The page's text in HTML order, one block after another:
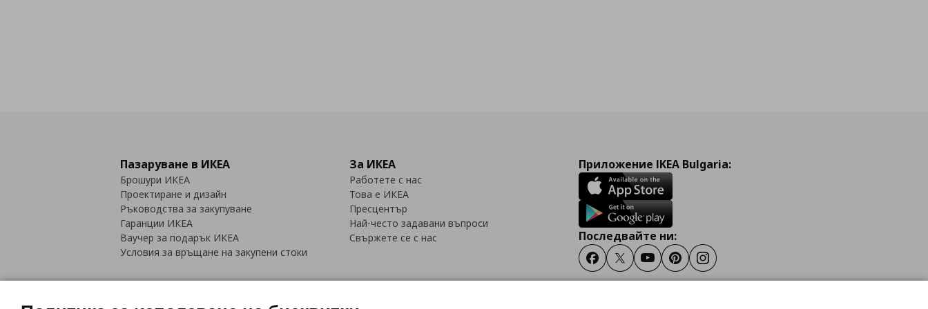
Пазаруване в ИКЕА
Брошури ИКЕА
Проектиране и дизайн
Ръководства за закупуване
Гаранции ИКЕА
Ваучер за подарък ИКЕА
Условия за връщане на закупени стоки
За ИКЕА
Работете с нас
Това е ИКЕА
Пресцентър
Най-често задавани въпроси
Свържете се с нас
Приложение IKEA Bulgaria:
Последвайте ни:
FacebookTwitterYoutubePinterestInstagram